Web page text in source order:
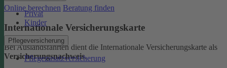
Privat
Kinder
Pflegeversicherung
Pflegezusatzversicherung
Online berechnen Beratung finden
Internationale Versicherungskarte
Bei Auslandsfahrten dient die Internationale Versicherungskarte als
Versicherungsnachweis.